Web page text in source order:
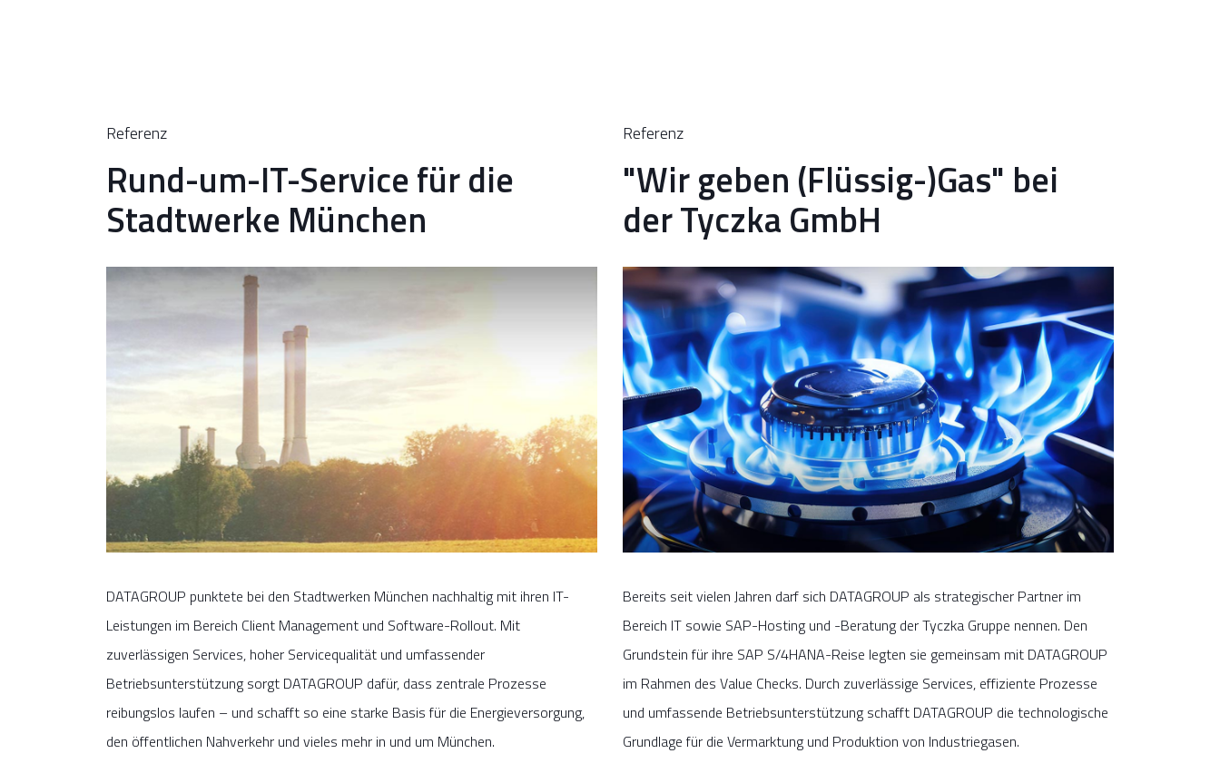
Referenz
Rund-um-IT-Service für die
Stadtwerke München
DATAGROUP punktete bei den Stadtwerken München nachhaltig mit ihren IT-
Leistungen im Bereich Client Management und Software-Rollout. Mit
zuverlässigen Services, hoher Servicequalität und umfassender
Betriebsunterstützung sorgt DATAGROUP dafür, dass zentrale Prozesse
reibungslos laufen – und schafft so eine starke Basis für die Energieversorgung,
den öffentlichen Nahverkehr und vieles mehr in und um München.
Referenz
"Wir geben (Flüssig-)Gas" bei
der Tyczka GmbH
Bereits seit vielen Jahren darf sich DATAGROUP als strategischer Partner im
Bereich IT sowie SAP-Hosting und -Beratung der Tyczka Gruppe nennen. Den
Grundstein für ihre SAP S/4HANA-Reise legten sie gemeinsam mit DATAGROUP
im Rahmen des Value Checks. Durch zuverlässige Services, effiziente Prozesse
und umfassende Betriebsunterstützung schafft DATAGROUP die technologische
Grundlage für die Vermarktung und Produktion von Industriegasen.